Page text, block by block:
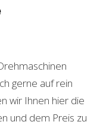
gerne auf rein
wir Ihnen hier die
und dem Preis zu